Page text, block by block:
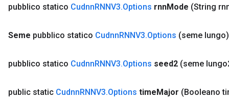
pubblico statico CudnnRNNV3.Options rnnMode (String
Seme pubblico statico CudnnRNNV3.Options (seme lungo)
pubblico statico CudnnRNNV3.Options seed2 (seme
public static CudnnRNNV3.Options timeMajor (Booleano